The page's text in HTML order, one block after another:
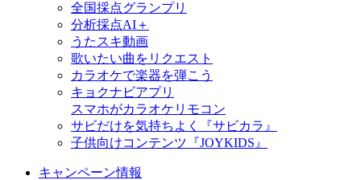
全国採点グランプリ
分析採点AI＋
うたスキ動画
歌いたい曲をリクエスト
カラオケで楽器を弾こう
キョクナビアプリ
スマホがカラオケリモコン
サビだけを気持ちよく『サビカラ』
子供向けコンテンツ『JOYKIDS』
キャンペーン情報